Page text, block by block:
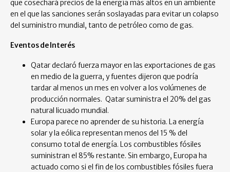
que cosechará precios de la energía más altos en un ambiente
en el que las sanciones serán soslayadas para evitar un colapso
del suministro mundial, tanto de petróleo como de gas.
Eventos de Interés
Qatar declaró fuerza mayor en las exportaciones de gas
en medio de la guerra, y fuentes dijeron que podría
tardar al menos un mes en volver a los volúmenes de
producción normales. Qatar suministra el 20% del gas
natural licuado mundial.
Europa parece no aprender de su historia. La energía
solar y la eólica representan menos del 15 % del
consumo total de energía. Los combustibles fósiles
suministran el 85% restante. Sin embargo, Europa ha
actuado como si el fin de los combustibles fósiles fuera